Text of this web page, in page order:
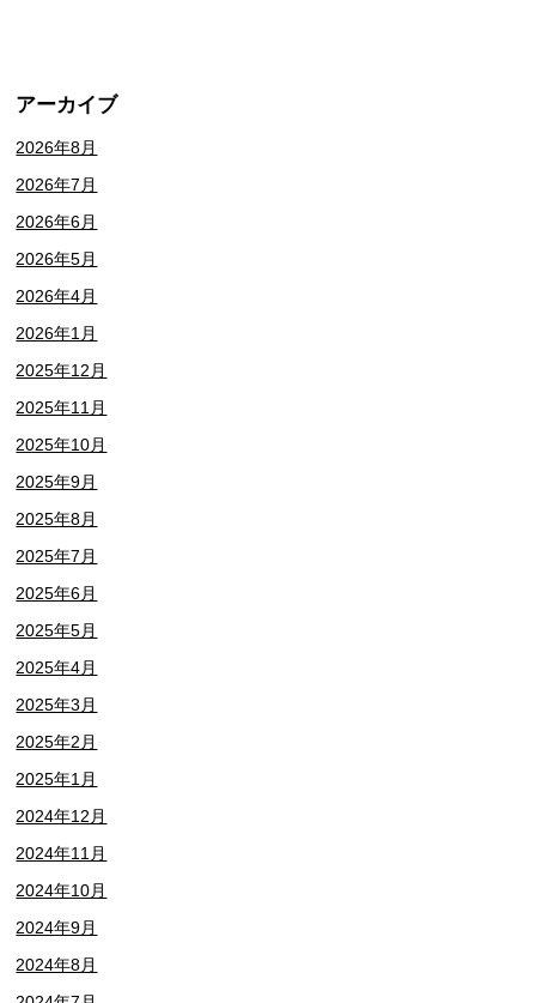
アーカイブ
2026年8月
2026年7月
2026年6月
2026年5月
2026年4月
2026年1月
2025年12月
2025年11月
2025年10月
2025年9月
2025年8月
2025年7月
2025年6月
2025年5月
2025年4月
2025年3月
2025年2月
2025年1月
2024年12月
2024年11月
2024年10月
2024年9月
2024年8月